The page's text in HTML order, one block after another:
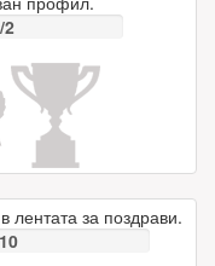
2
за поздрави.